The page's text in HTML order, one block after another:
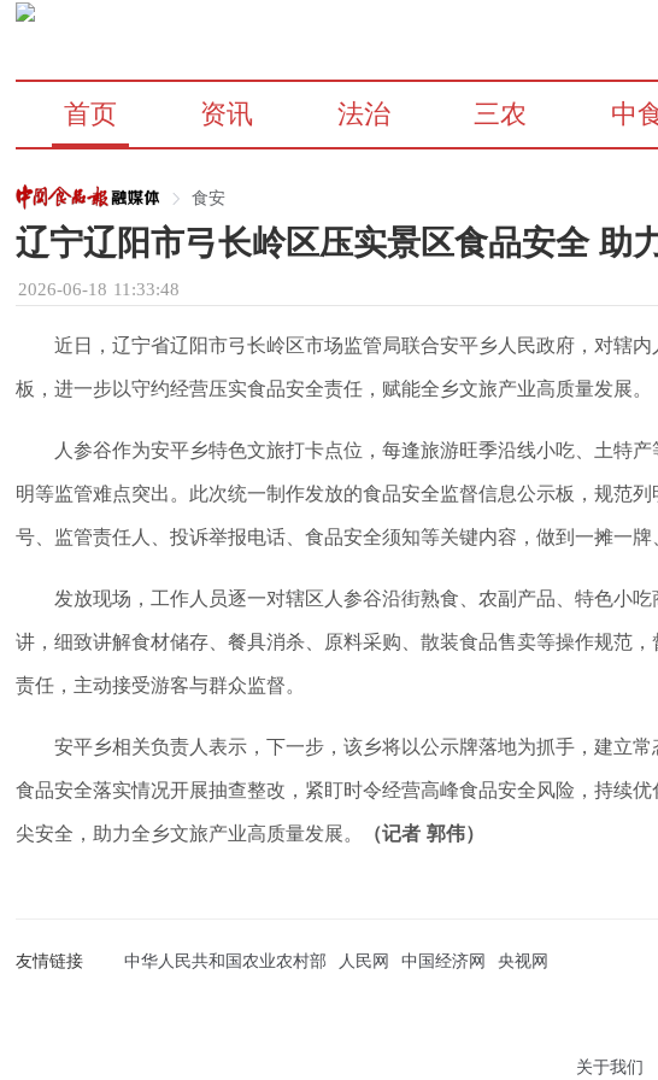
首页 资讯 法治 三农 中
食安
辽宁辽阳市弓长岭区压实景区食品安全 助
2026-06-18 11:33:48
近日，辽宁省辽阳市弓长岭区市场监管局联合安平乡人民政府，对辖
板，进一步以守约经营压实食品安全责任，赋能全乡文旅产业高质量发展。
人参谷作为安平乡特色文旅打卡点位，每逢旅游旺季沿线小吃、土特
明等监管难点突出。此次统一制作发放的食品安全监督信息公示板，规范
号、监管责任人、投诉举报电话、食品安全须知等关键内容，做到一摊一牌
发放现场，工作人员逐一对辖区人参谷沿街熟食、农副产品、特色小
讲，细致讲解食材储存、餐具消杀、原料采购、散装食品售卖等操作规范
责任，主动接受游客与群众监督。
安平乡相关负责人表示，下一步，该乡将以公示牌落地为抓手，建立
食品安全落实情况开展抽查整改，紧盯时令经营高峰食品安全风险，持续
尖安全，助力全乡文旅产业高质量发展。 （记者 郭伟）
友情链接 中华人民共和国农业农村部 人民网 中国经济网 央视网
关于我们